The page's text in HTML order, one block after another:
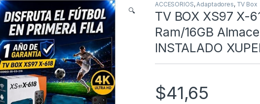
🔍
ACCESORIOS,Adaptadores, TV Box
TV BOX XS97 X-
Ram/16GB
INSTALADO
$41,65